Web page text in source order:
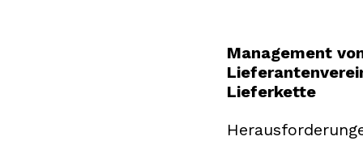
Management
Lieferkette